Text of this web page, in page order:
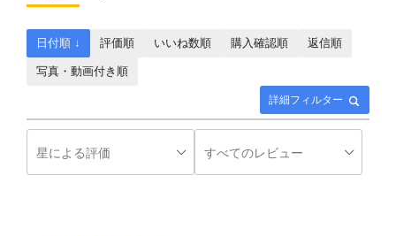
詳細フィルター
日付順 ↓ 評価順 いいね数順 購入確認順 返信順
写真・動画付き順